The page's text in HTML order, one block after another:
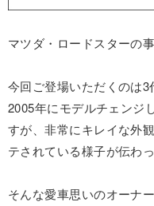
マツダ・ロードスターの
今回ご登場いただくのは3
2005年にモデルチェンジ
すが、非常にキレイな外
テされている様子が伝わっ
そんな愛車思いのオーナ